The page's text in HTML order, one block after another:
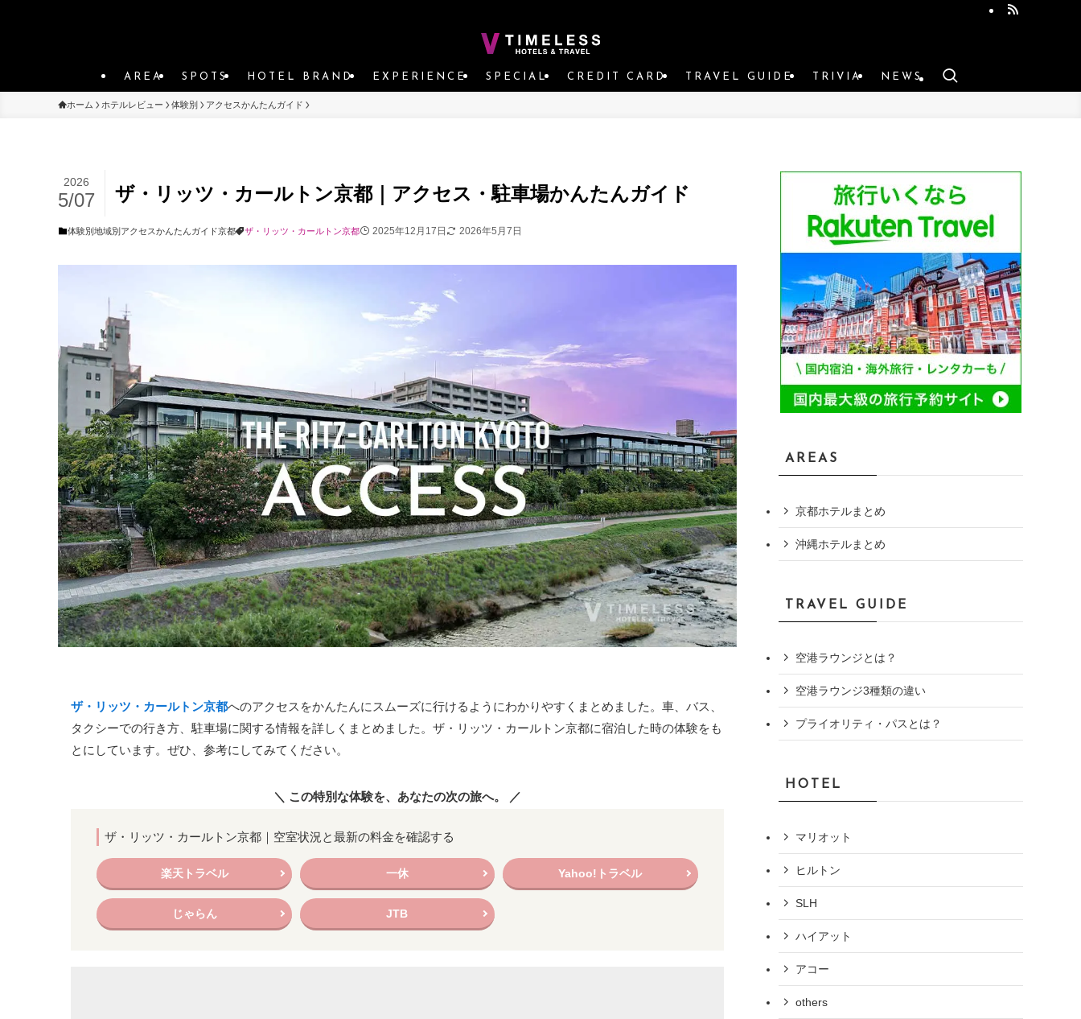
AREA SPOTS HOTEL BRAND EXPERIENCE SPECIAL CREDIT CARD TRAVEL GUIDE TRIVIA NEWS
ホーム ホテルレビュー 体験別 アクセスかんたんガイド
ザ・リッツ・カールトン京都｜アクセス・駐車場かんたんガイド
2026
5/07
体験別地域別アクセスかんたんガイド京都 ザ・リッツ・カールトン京都 2025年12月17日 2026年5月7日
ザ・リッツ・カールトン京都へのアクセスをかんたんにスムーズに行けるようにわかりやすくまとめました。車、バス、
タクシーでの行き方、駐車場に関する情報を詳しくまとめました。ザ・リッツ・カールトン京都に宿泊した時の体験をも
とにしています。ぜひ、参考にしてみてください。
＼ この特別な体験を、あなたの次の旅へ。 ／
ザ・リッツ・カールトン京都｜空室状況と最新の料金を確認する
楽天トラベル 一休 Yahoo!トラベル
じゃらん JTB
AREAS
京都ホテルまとめ
沖縄ホテルまとめ
TRAVEL GUIDE
空港ラウンジとは？
空港ラウンジ3種類の違い
プライオリティ・パスとは？
HOTEL
マリオット
ヒルトン
SLH
ハイアット
アコー
others